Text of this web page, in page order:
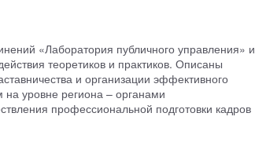
«Лаборатория публичного управления» и
теоретиков и практиков. Описаны
и организации эффективного
уровне региона – органами
профессиональной подготовки кадров